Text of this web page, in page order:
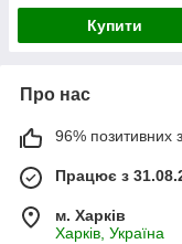
Купити
Про нас
96% позитивних з
Працює з
м. Харків
Харків, Україна